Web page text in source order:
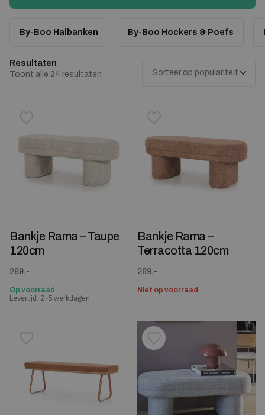
By-Boo Halbanken By-Boo Hockers & Poefs
Resultaten
Toont alle 24 resultaten Gesorteerd op populariteit
Toevoegen aan verlanglijstje
Verwijderen van verlanglijst
Bankje Rama – Taupe
120cm
289,-
Op voorraad
Levertijd: 2-5 werkdagen
Toevoegen aan
Verwijderen van verlanglijst
Bankje Rama –
Terracotta 120cm
289,-
Niet op voorraad
Toevoegen aan verlanglijstje
Verwijderen van verlanglijst Toevoegen aan
Verwijderen van verlanglijst